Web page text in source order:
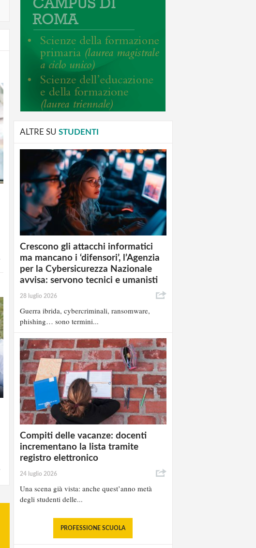
ALTRE SU STUDENTI
Crescono gli attacchi informatici
ma mancano i ‘difensori’, l’Agenzia
per la Cybersicurezza Nazionale
avvisa: servono tecnici e umanisti
28 luglio 2026
Guerra ibrida, cybercriminali, ransomware,
phishing… sono termini...
Compiti delle vacanze: docenti
incrementano la lista tramite
registro elettronico
24 luglio 2026
Una scena già vista: anche quest’anno metà
degli studenti delle...
PROFESSIONE SCUOLA